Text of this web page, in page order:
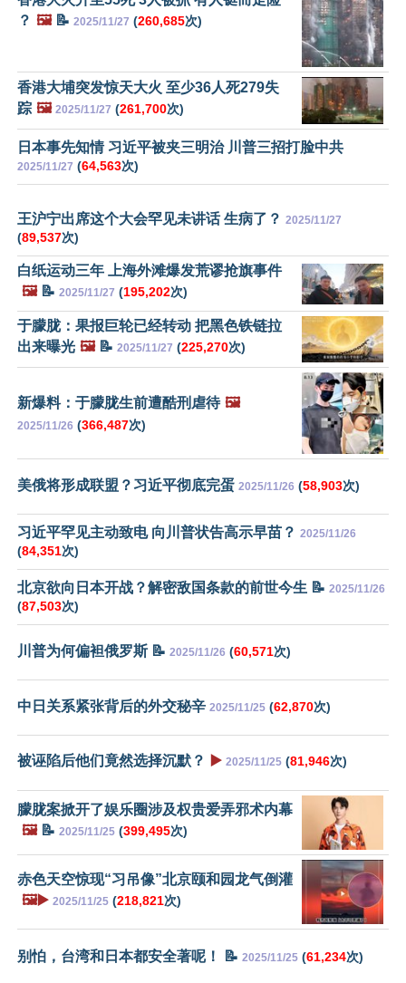
？ 🖼️📝 2025/11/27 (260,685次)
香港大埔突发惊天大火 至少36人死279失
踪 🖼️ 2025/11/27 (261,700次)
日本事先知情 习近平被夹三明治 川普三招打脸中共
2025/11/27 (64,563次)
王沪宁出席这个大会罕见未讲话 生病了？ 2025/11/27
(89,537次)
白纸运动三年 上海外滩爆发荒谬抢旗事件
🖼️📝 2025/11/27 (195,202次)
于朦胧：果报巨轮已经转动 把黑色铁链拉
出来曝光 🖼️📝 2025/11/27 (225,270次)
新爆料：于朦胧生前遭酷刑虐待 🖼️
2025/11/26 (366,487次)
美俄将形成联盟？习近平彻底完蛋 2025/11/26 (58,903次)
习近平罕见主动致电 向川普状告高示早苗？ 2025/11/26
(84,351次)
北京欲向日本开战？解密敌国条款的前世今生 📝 2025/11/26
(87,503次)
川普为何偏袒俄罗斯 📝 2025/11/26 (60,571次)
中日关系紧张背后的外交秘辛 2025/11/25 (62,870次)
被诬陷后他们竟然选择沉默？ ▶️ 2025/11/25 (81,946次)
朦胧案掀开了娱乐圈涉及权贵爱弄邪术内幕
🖼️📝 2025/11/25 (399,495次)
赤色天空惊现“习吊像”北京颐和园龙气倒灌
🖼️▶️ 2025/11/25 (218,821次)
别怕，台湾和日本都安全著呢！ 📝 2025/11/25 (61,234次)